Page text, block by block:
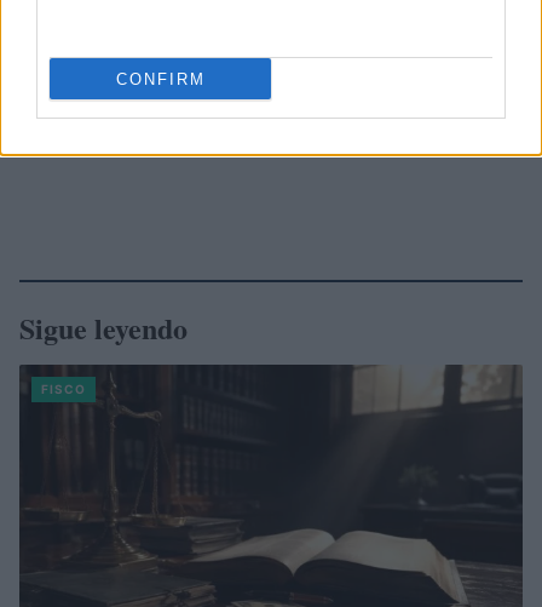
CONFIRM
Sigue leyendo
FISCO